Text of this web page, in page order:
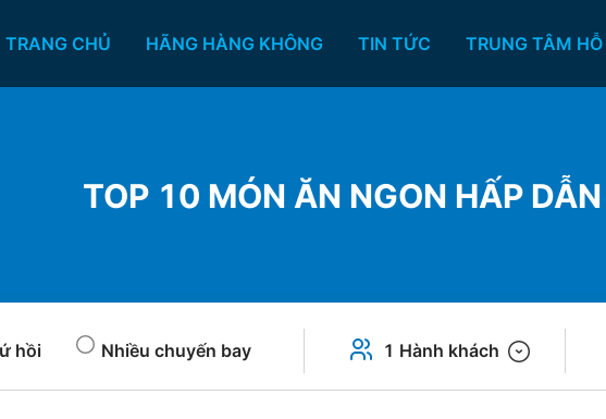
TRANG CHỦ HÃNG HÀNG KHÔNG TIN TỨC TRUNG TÂM HỖ
TOP 10 MÓN ĂN NGON HẤP
hồi Nhiều chuyến bay 1 Hành khách